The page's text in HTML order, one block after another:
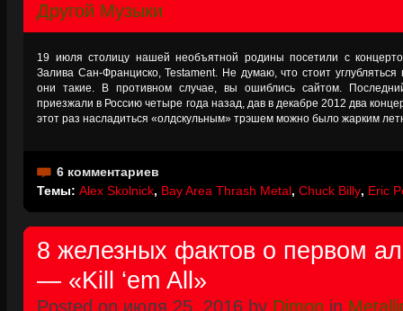
Другой Музыки
19 июля столицу нашей необъятной родины посетили с
Залива Сан-Франциско, Testament. Не думаю, что стоит
они такие. В противном случае, вы ошиблись сайтом.
приезжали в Россию четыре года назад, дав в декабре 2012 два
этот раз насладиться «олдскульным» трэшем можно было жарким
6 комментариев
Темы: Alex Skolnick, Bay Area Thrash Metal, Chuck Billy, Eric
8 железных фактов о первом
— «Kill ‘em All»
Posted on июля 25, 2016 by Dimon in